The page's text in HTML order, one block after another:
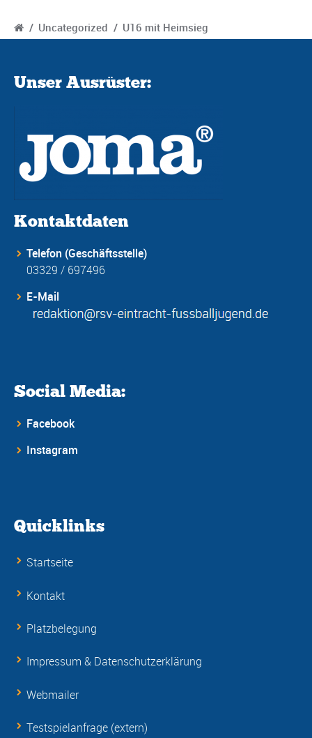
/ Uncategorized / U16 mit Heimsieg
Unser Ausrüster:
Kontaktdaten
Telefon (Geschäftsstelle)
03329 / 697496
E-Mail
Social Media:
Facebook
Instagram
Quicklinks
Startseite
Kontakt
Platzbelegung
Impressum & Datenschutzerklärung
Webmailer
Testspielanfrage (extern)